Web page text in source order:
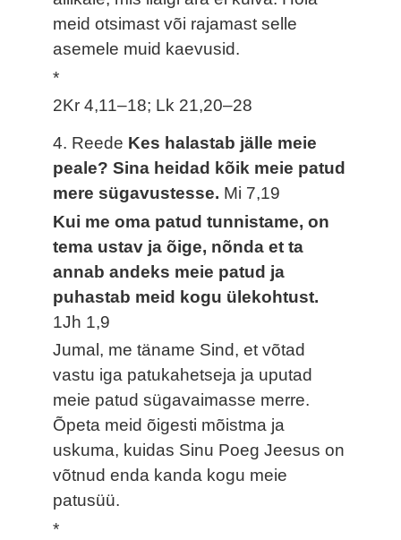
meid otsimast või rajamast selle
asemele muid kaevusid.
*
2Kr 4,11–18; Lk 21,20–28
4. Reede Kes halastab jälle meie
peale? Sina heidad kõik meie patud
mere sügavustesse. Mi 7,19
Kui me oma patud tunnistame, on
tema ustav ja õige, nõnda et ta
annab andeks meie patud ja
puhastab meid kogu ülekohtust.
1Jh 1,9
Jumal, me täname Sind, et võtad
vastu iga patukahetseja ja uputad
meie patud sügavaimasse merre.
Õpeta meid õigesti mõistma ja
uskuma, kuidas Sinu Poeg Jeesus on
võtnud enda kanda kogu meie
patusüü.
*